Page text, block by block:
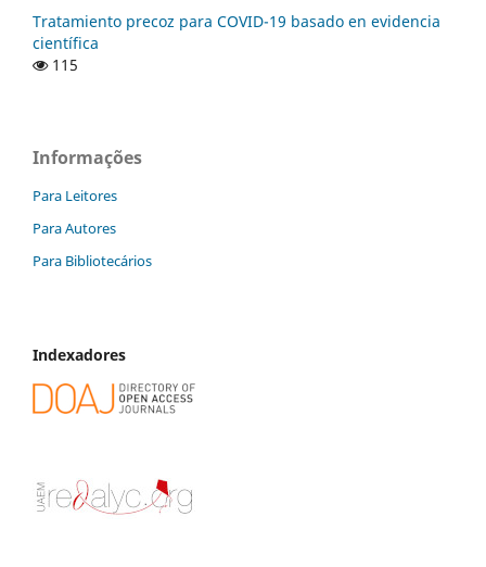
Tratamiento precoz para COVID-19 basado en evidencia
científica
115
Informações
Para Leitores
Para Autores
Para Bibliotecários
Indexadores